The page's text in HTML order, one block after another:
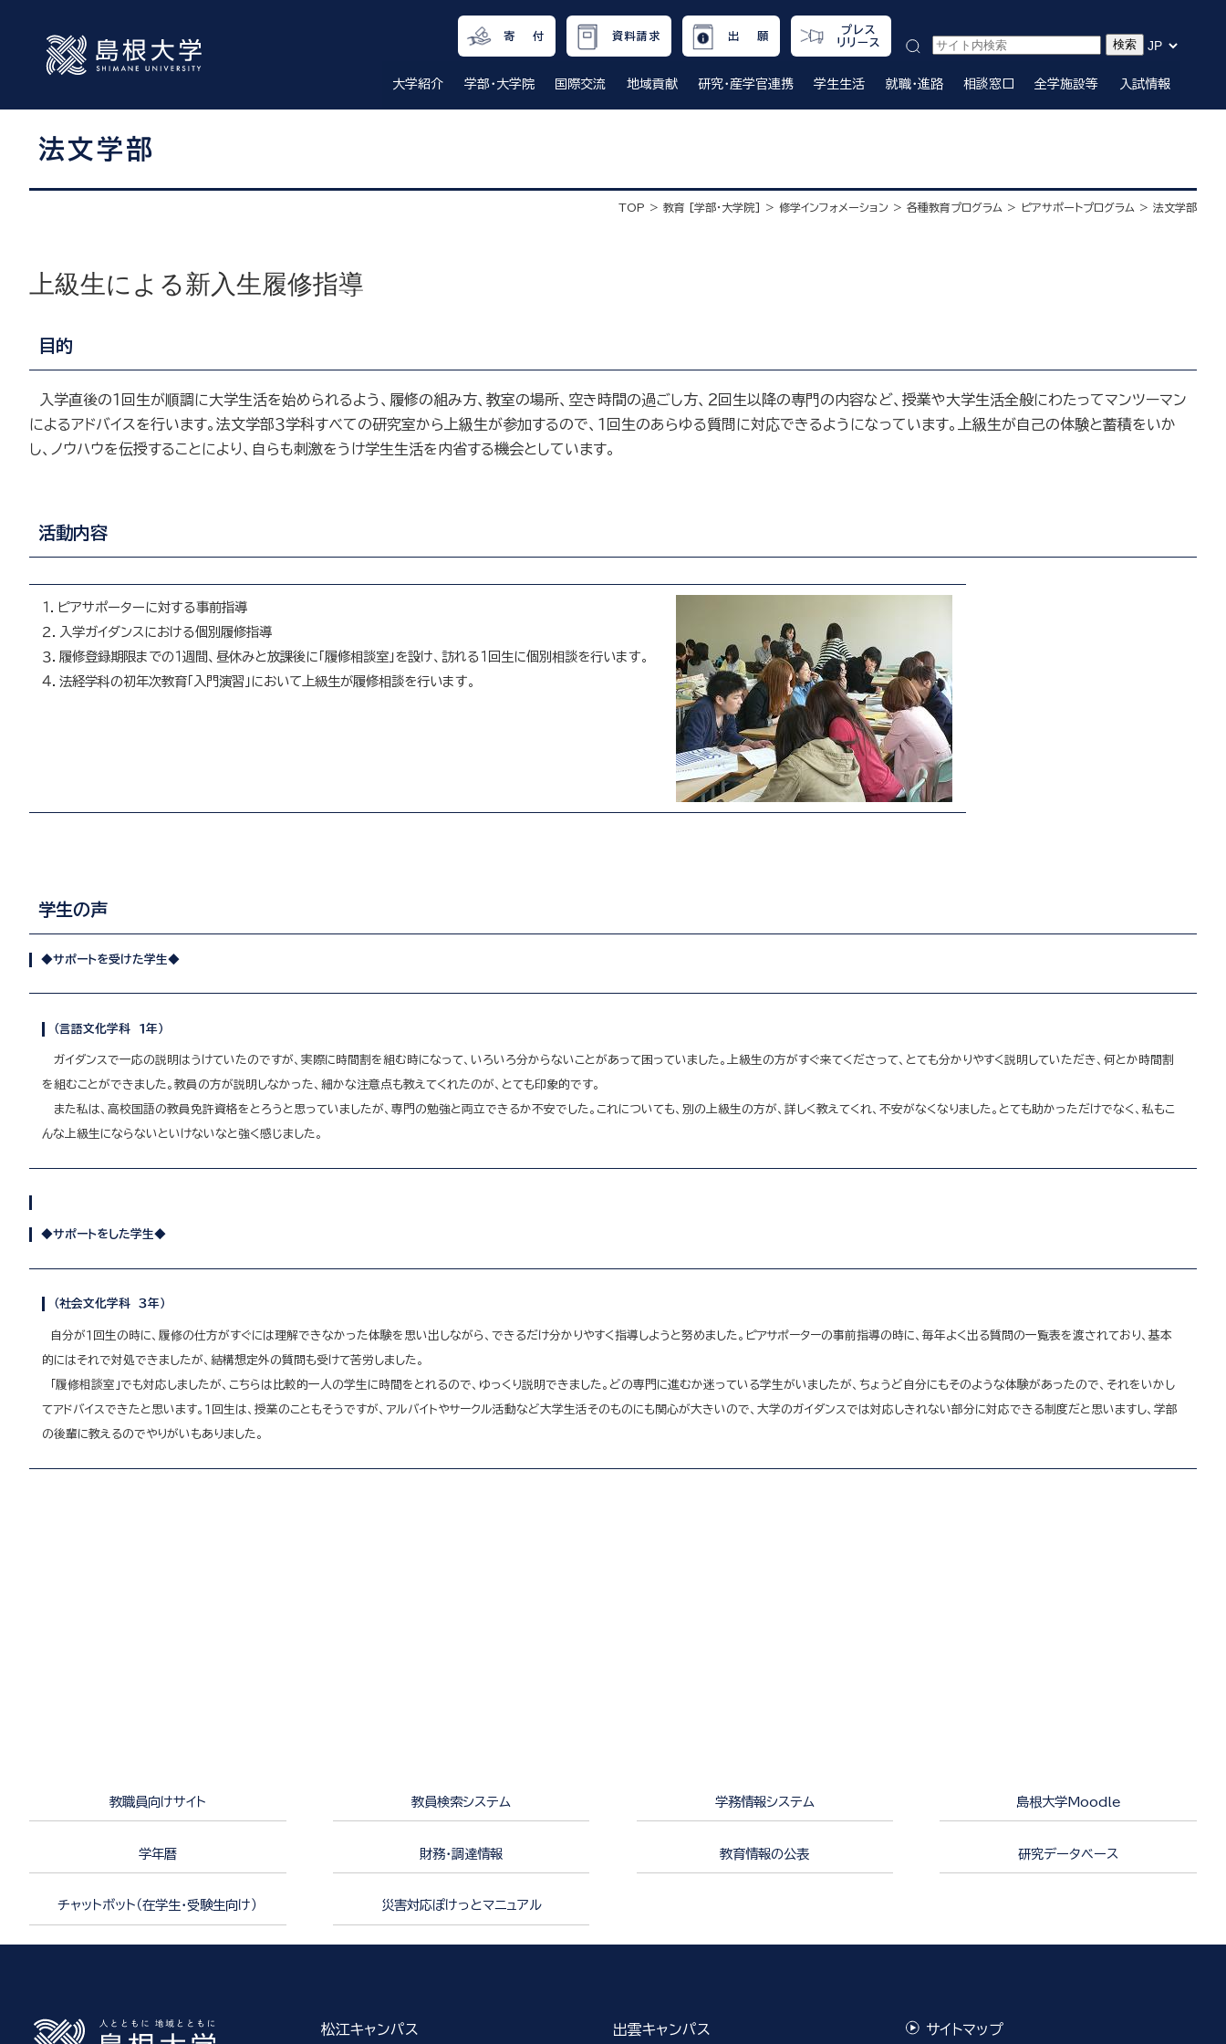
寄 付 資料請求 出 願
プレス
リリース
大学紹介 学部・大学院 国際交流 地域貢献 研究・産学官連携 学生生活 就職・進路 相談窓口 全学施設等 入試情報
法文学部
TOP 教育 [学部・大学院] 修学インフォメーション 各種教育プログラム ピアサポートプログラム 法文学部
上級生による新入生履修指導
目的
入学直後の１回生が順調に大学生活を始められるよう、履修の組み方、教室の場所、空き時間の過ごし方、２回生以降の専門の内容など、授業や大学生活全般にわたってマンツーマン
によるアドバイスを行います。法文学部３学科すべての研究室から上級生が参加するので、１回生のあらゆる質問に対応できるようになっています。上級生が自己の体験と蓄積をいか
し、ノウハウを伝授することにより、自らも刺激をうけ学生生活を内省する機会としています。
活動内容
１．ピアサポーターに対する事前指導
２．入学ガイダンスにおける個別履修指導
３．履修登録期限までの１週間、昼休みと放課後に「履修相談室」を設け、訪れる１回生に個別相談を行います。
４．法経学科の初年次教育「入門演習」において上級生が履修相談を行います。
学生の声
◆サポートを受けた学生◆
（言語文化学科 １年）
ガイダンスで一応の説明はうけていたのですが、実際に時間割を組む時になって、いろいろ分からないことがあって困っていました。上級生の方がすぐ来てくださって、とても分かりやすく説明していただき、何とか時間割
を組むことができました。教員の方が説明しなかった、細かな注意点も教えてくれたのが、とても印象的です。
また私は、高校国語の教員免許資格をとろうと思っていましたが、専門の勉強と両立できるか不安でした。これについても、別の上級生の方が、詳しく教えてくれ、不安がなくなりました。とても助かっただけでなく、私もこ
んな上級生にならないといけないなと強く感じました。
◆サポートをした学生◆
（社会文化学科 ３年）
自分が１回生の時に、履修の仕方がすぐには理解できなかった体験を思い出しながら、できるだけ分かりやすく指導しようと努めました。ピアサポーターの事前指導の時に、毎年よく出る質問の一覧表を渡されており、基本
的にはそれで対処できましたが、結構想定外の質問も受けて苦労しました。
「履修相談室」でも対応しましたが、こちらは比較的一人の学生に時間をとれるので、ゆっくり説明できました。どの専門に進むか迷っている学生がいましたが、ちょうど自分にもそのような体験があったので、それをいかし
てアドバイスできたと思います。１回生は、授業のこともそうですが、アルバイトやサークル活動など大学生活そのものにも関心が大きいので、大学のガイダンスでは対応しきれない部分に対応できる制度だと思いますし、学部
の後輩に教えるのでやりがいもありました。
教職員向けサイト 教員検索システム 学務情報システム 島根大学Moodle
学年暦 財務・調達情報 教育情報の公表 研究データベース
チャットボット（在学生・受験生向け） 災害対応ぽけっとマニュアル
松江キャンパス 出雲キャンパス サイトマップ